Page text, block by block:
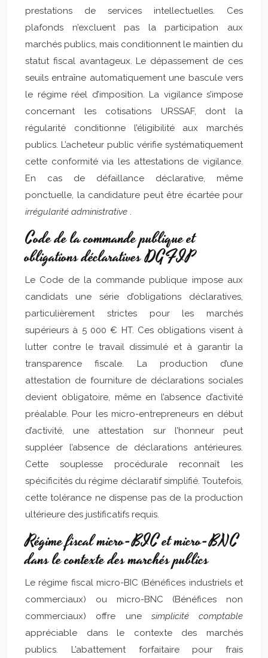
prestations de services intellectuelles. Ces
plafonds n’excluent pas la participation aux
marchés publics, mais conditionnent le maintien du
statut fiscal avantageux. Le dépassement de ces
seuils entraîne automatiquement une bascule vers
le régime réel d’imposition. La vigilance s’impose
concernant les cotisations URSSAF, dont la
régularité conditionne l’éligibilité aux marchés
publics. L’acheteur public vérifie systématiquement
cette conformité via les attestations de vigilance.
En cas de défaillance déclarative, même
ponctuelle, la candidature peut être écartée pour
irrégularité administrative .
Code de la commande publique et
obligations déclaratives DGFIP
Le Code de la commande publique impose aux
candidats une série d’obligations déclaratives,
particulièrement strictes pour les marchés
supérieurs à 5 000 € HT. Ces obligations visent à
lutter contre le travail dissimulé et à garantir la
transparence fiscale. La production d’une
attestation de fourniture de déclarations sociales
devient obligatoire, même en l’absence d’activité
préalable. Pour les micro-entrepreneurs en début
d’activité, une attestation sur l’honneur peut
suppléer l’absence de déclarations antérieures.
Cette souplesse procédurale reconnaît les
spécificités du régime déclaratif simplifié. Toutefois,
cette tolérance ne dispense pas de la production
ultérieure des justificatifs requis.
Régime fiscal micro-BIC et micro-BNC
dans le contexte des marchés publics
Le régime fiscal micro-BIC (Bénéfices industriels et
commerciaux) ou micro-BNC (Bénéfices non
commerciaux) offre une simplicité comptable
appréciable dans le contexte des marchés
publics. L’abattement forfaitaire pour frais